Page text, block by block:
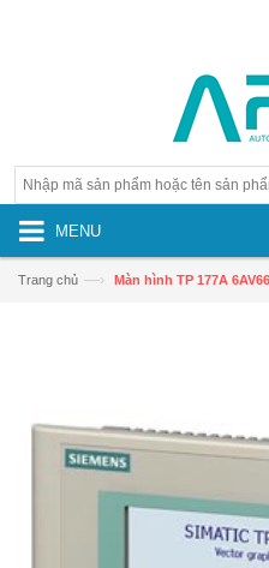
MENU
Trang chủ —› Màn hình TP 177A